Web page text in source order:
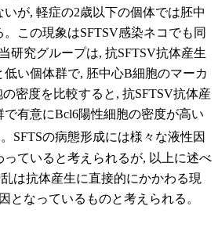
が, 軽症の2歳以下の個体では胚中
この現象はSFTSV感染ネコでも同
研究グループは, 抗SFTSV抗体産生
低い個体群で, 胚中心B細胞のマーカ
密度を比較すると, 抗SFTSV抗体産
有意にBcl6陽性細胞の密度が高い
。SFTSの病態形成には様々な液性因
ていると考えられるが, 以上に述べ
は抗体産生に直接的にかかわる現
となっているものと考えられる。